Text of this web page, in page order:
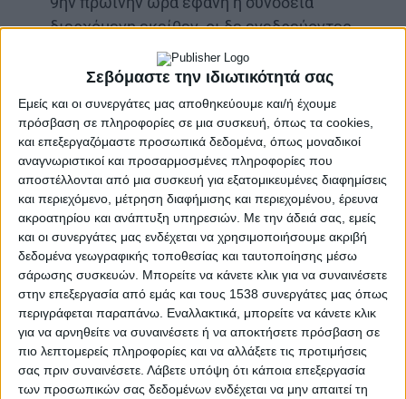
Σεβόμαστε την ιδιωτικότητά σας
Εμείς και οι συνεργάτες μας αποθηκεύουμε και/ή έχουμε
πρόσβαση σε πληροφορίες σε μια συσκευή, όπως τα cookies,
και επεξεργαζόμαστε προσωπικά δεδομένα, όπως μοναδικοί
αναγνωριστικοί και προσαρμοσμένες πληροφορίες που
αποστέλλονται από μια συσκευή για εξατομικευμένες διαφημίσεις
και περιεχόμενο, μέτρηση διαφήμισης και περιεχομένου, έρευνα
ακροατηρίου και ανάπτυξη υπηρεσιών. Με την άδειά σας, εμείς
και οι συνεργάτες μας ενδέχεται να χρησιμοποιήσουμε ακριβή
δεδομένα γεωγραφικής τοποθεσίας και ταυτοποίησης μέσω
σάρωσης συσκευών. Μπορείτε να κάνετε κλικ για να συναινέσετε
στην επεξεργασία από εμάς και τους 1538 συνεργάτες μας όπως
περιγράφεται παραπάνω. Εναλλακτικά, μπορείτε να κάνετε κλικ
για να αρνηθείτε να συναινέσετε ή να αποκτήσετε πρόσβαση σε
πιο λεπτομερείς πληροφορίες και να αλλάξετε τις προτιμήσεις
σας πριν συναινέσετε. Λάβετε υπόψη ότι κάποια επεξεργασία
των προσωπικών σας δεδομένων ενδέχεται να μην απαιτεί τη
διερχόμενη εκείθεν, οι δε ενεδρεύοντες
αφήσαντες αυτήν να εισέλθη εντός των
στενωπών, αίφνης προσέλαβον αυτήν και
πάσαν σχεδόν την συνοδείαν φονεύσαντες,
κατέλαβον τον θησαυρόν, ον μεταβίβασαν εις
τον Ζυγόν, ένθα ο Μακρής διανείματο αυτόν
μετά των συντρόφων και παραταύτα απήλθε
μετά των οπαδών του εις το αντίθετον μέρος
της Επαρχίας.»
Διαβάστε περισσότερα στο link που ακολουθεί:
Η ενέδρα στη «Σκάλα του Μαυρομάτη»
5 Μαρτίου 1829